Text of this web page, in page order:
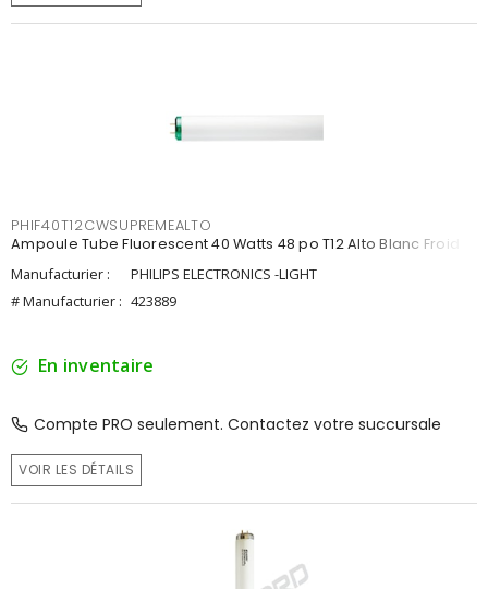
PHIF40T12CWSUPREMEALTO
Ampoule Tube Fluorescent 40 Watts 48 po T12 Alto Blanc Froid
Manufacturier :
PHILIPS ELECTRONICS -LIGHT
# Manufacturier : 423889
En inventaire
Compte PRO seulement. Contactez votre succursale
VOIR LES DÉTAILS